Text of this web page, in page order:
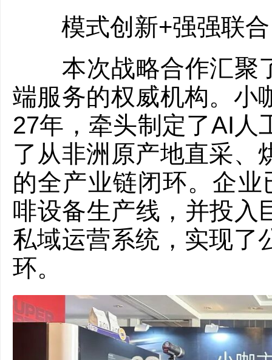
模式创新+强强联合
本次战略合作汇聚
端服务的权威机构。小
27年，牵头制定了AI人
了从非洲原产地直采、
的全产业链闭环。企
啡设备生产线，并投入
私域运营系统，实现了
环。